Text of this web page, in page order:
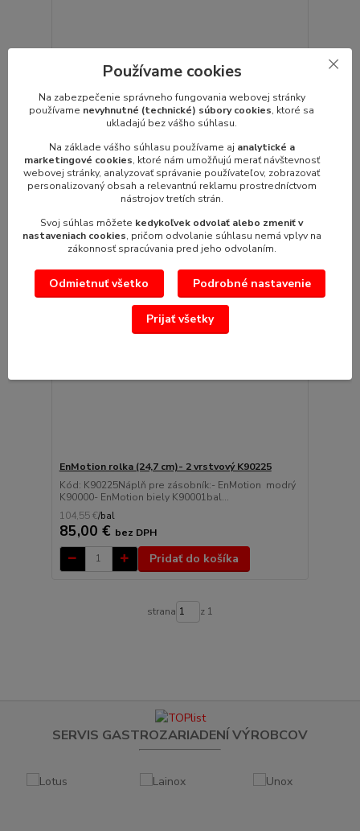
Kód: 403171 Náplň pre zásobník:- En Motion
nerez 402996- EnMotion Impulse modrý ...
70,00 €bez DPH
Pridať do košíka
EnMotion rolka (24,7 cm)- 2 vrstvový K90225
Kód: K90225Náplň pre zásobník:- EnMotion modrý
K90000- EnMotion biely K90001bal...
104,55 €/bal
85,00 € bez DPH
Pridať do košíka
strana z 1
SERVIS GASTROZARIADENÍ VÝROBCOV
Používame cookies
Na zabezpečenie správneho fungovania webovej stránky
používame nevyhnutné (technické) súbory cookies, ktoré sa
ukladajú bez vášho súhlasu.
Na základe vášho súhlasu používame aj analytické a
marketingové cookies, ktoré nám umožňujú merať návštevnosť
webovej stránky, analyzovať správanie používateľov, zobrazovať
personalizovaný obsah a relevantnú reklamu prostredníctvom
nástrojov tretích strán.
Svoj súhlas môžete kedykoľvek odvolať alebo zmeniť v
nastaveniach cookies, pričom odvolanie súhlasu nemá vplyv na
zákonnosť spracúvania pred jeho odvolaním.
Odmietnuť všetko Podrobné nastavenie
Prijať všetky